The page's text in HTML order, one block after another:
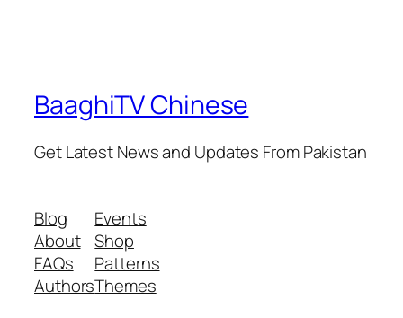
BaaghiTV Chinese
Get Latest News and Updates From Pakistan
Blog
About
FAQs
Authors
Events
Shop
Patterns
Themes